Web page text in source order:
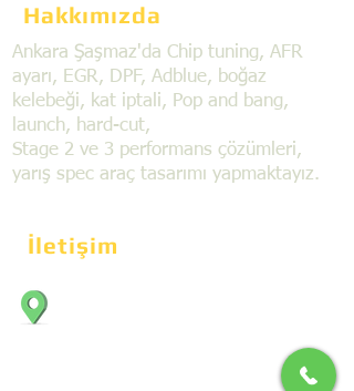
Hakkımızda
Ankara Şaşmaz'da Chip tuning, AFR
ayarı, EGR, DPF, Adblue, boğaz
kelebeği, kat iptali, Pop and bang,
launch, hard-cut,
Stage 2 ve 3 performans çözümleri,
yarış spec araç tasarımı yapmaktayız.
İletişim